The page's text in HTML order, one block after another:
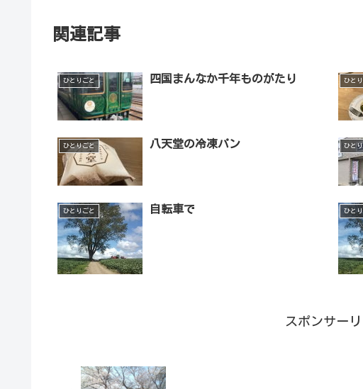
関連記事
ひとりごと 四国まんなか千年ものがたり ひと
ひとりごと 八天堂の冷凍パン ひと
ひとりごと 自転車で ひと
スポンサー